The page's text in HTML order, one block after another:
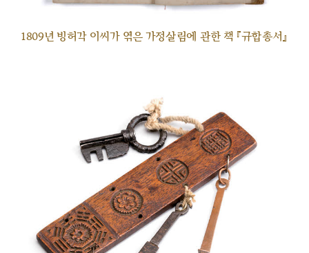
1809년 빙허각 이씨가 엮은 가정살림에 관한 책 『규합총서』